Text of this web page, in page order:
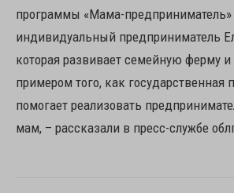
программы «Мама-предприниматель»
индивидуальный предприниматель
которая развивает семейную ферму и
примером того, как государственная
помогает реализовать
мам, – рассказали в пресс-службе